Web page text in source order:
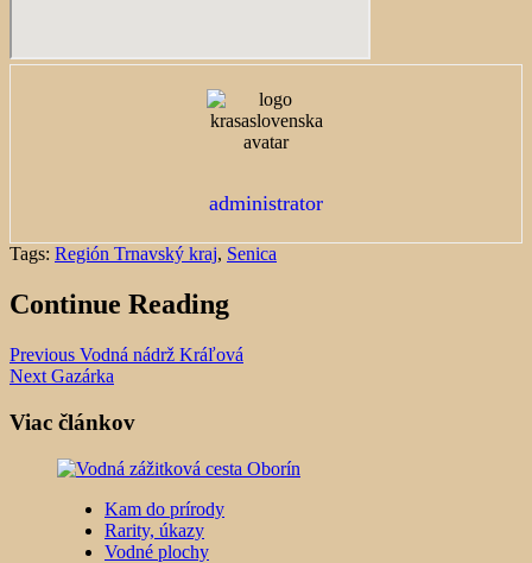
administrator
Tags: Región Trnavský kraj, Senica
Continue Reading
Previous Vodná nádrž Kráľová
Next Gazárka
Viac článkov
Kam do prírody
Rarity, úkazy
Vodné plochy